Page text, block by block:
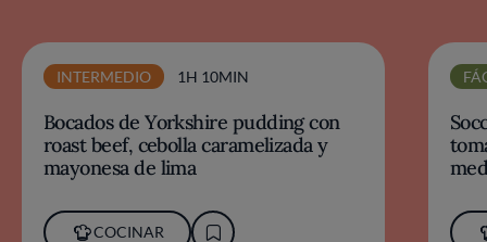
INTERMEDIO 1H 10MIN
Bocados de Yorkshire pudding con
roast beef, cebolla caramelizada y
mayonesa de lima
COCINAR